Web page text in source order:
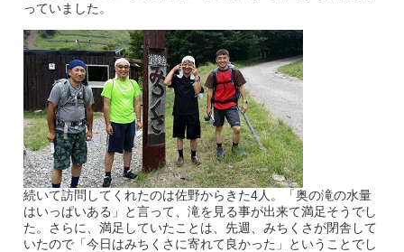
っていました。
続いて訪問してくれたのは佐野からきた4人。「奥の滝の水量
はいっぱいある」と言って、滝を見る事が出来て満足そうでし
た。さらに、満足していたことは、先週、みちくさが閉舎して
いたので「今日はみちくさに寄れて良かった」ということでし